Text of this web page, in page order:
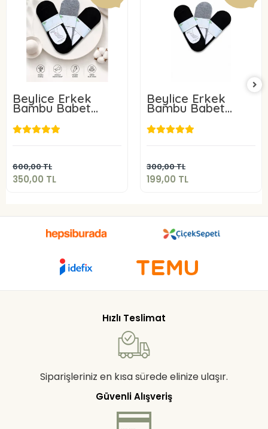
Beylice Erkek
Bambu Babet
Çorap 6 Adet
600,00 TL
350,00 TL
350,00 TL
Beylice Erkek
Bambu Babet
Çorap 3 Adet
300,00 TL
199,00 TL
199,00 TL
Hızlı Teslimat
Siparişleriniz en kısa sürede elinize ulaşır.
Güvenli Alışveriş